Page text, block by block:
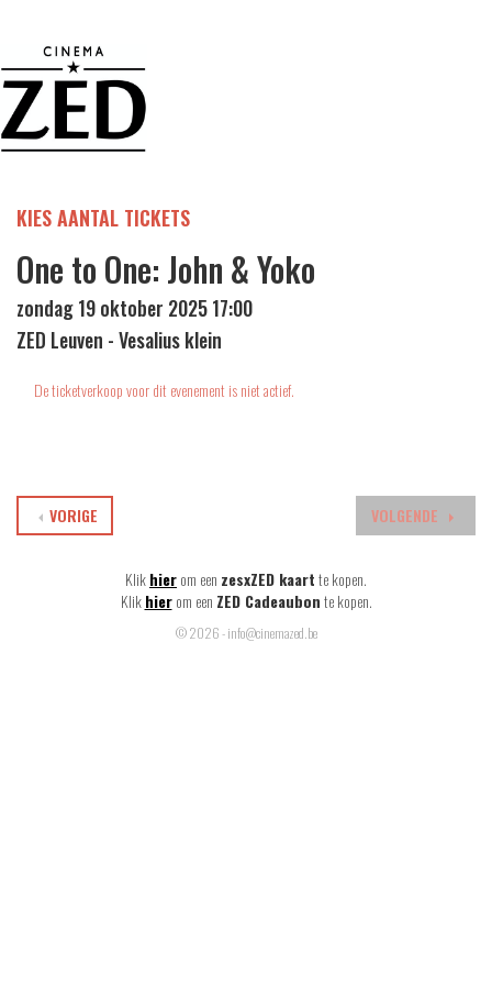
KIES AANTAL TICKETS
One to One: John & Yoko
zondag 19 oktober 2025 17:00
ZED Leuven - Vesalius klein
De ticketverkoop voor dit evenement is niet actief.
VOLGENDE
VORIGE
Klikhierom een zesxZED kaartte kopen.
Klik hier om een ZED Cadeaubonte kopen.
© 2026 - info@cinemazed.be